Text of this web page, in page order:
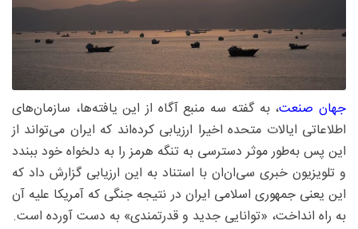
جهان صنعت، به گفته سه منبع آگاه از این یافته‌ها، سازمان‌های
اطلاعاتی ایالات متحده اخیرا ارزیابی کرده‌اند که ایران می‌تواند از
این پس به‌طور موثر دسترسی به تنگه هرمز را به دلخواه خود ببندد
و تلویزیون خبری سی‌ان‌ان با استناد به این ارزیابی گزارش داد که
این یعنی جمهوری اسلامی ایران در نتیجه جنگی که آمریکا علیه آن
به راه انداخت، «توانایی جدید و قدرتمندی» به دست آورده است.